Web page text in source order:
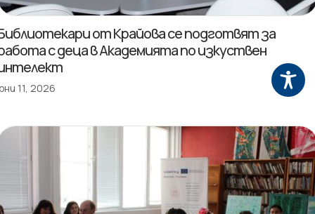
от Крайова се подготвят за
с деца в Академията по изкуствен
11, 2026